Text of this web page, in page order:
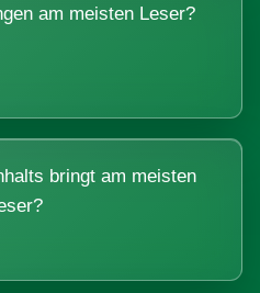
am meisten Leser?
bringt am meisten